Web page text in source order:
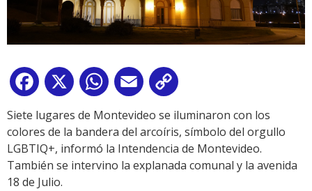
Facebook
X WhatsApp
Email
Link
Siete lugares de Montevideo se iluminaron con los
colores de la bandera del arcoíris, símbolo del orgullo
LGBTIQ+, informó la Intendencia de Montevideo.
También se intervino la explanada comunal y la avenida
18 de Julio.